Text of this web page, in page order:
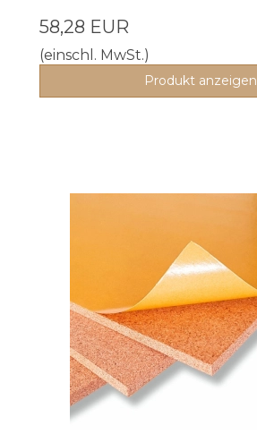
58,28 EUR
(einschl. MwSt.)
Produkt anzeigen